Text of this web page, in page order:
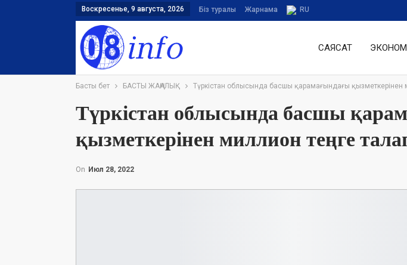
Воскресенье, 9 августа, 2026 Біз туралы Жарнама RU
САЯСАТ
Басты бет БАСТЫ ЖАҢАЛЫҚ Түркістан облысында басшы қарамағындағы қызметкерінен
Түркістан облысында басшы
қызметкерінен миллион теңге
On Июл 28, 2022